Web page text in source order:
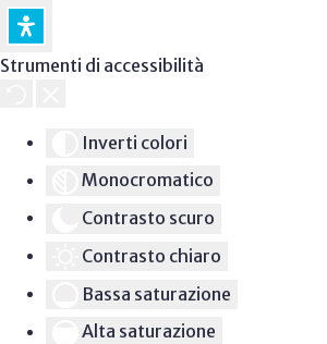
Strumenti di accessibilità
Inverti colori
Monocromatico
Contrasto scuro
Contrasto chiaro
Bassa saturazione
Alta saturazione